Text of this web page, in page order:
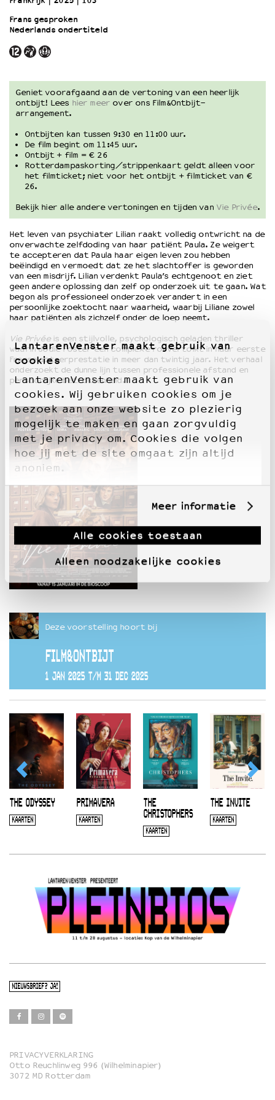
LantarenVenster maakt gebruik van
cookies
LantarenVenster maakt gebruik van
cookies. Wij gebruiken cookies om je
bezoek aan onze website zo plezierig
mogelijk te maken en gaan zorgvuldig
met je privacy om. Cookies die volgen
hoe jij met de site omgaat zijn altijd
anoniem.
Meer informatie
Alle cookies toestaan
Alleen noodzakelijke cookies
OVER LANTARENVENSTER
Wat we doen
Word vriend
Historie
Partners
Huisregels
Privacyverklaring
Integriteits- en gedragscode
Duurzaamheid
Ruimte voor artistieke vrijheid – VNPF
Frans gesproken
Nederlands ondertiteld
Geniet voorafgaand aan de vertoning van een heerlijk
ontbijt! Lees hier meer over ons Film&Ontbijt-
arrangement.
Ontbijten kan tussen 9:30 en 11:00 uur.
De film begint om 11:45 uur.
Ontbijt + film = € 26
Rotterdampaskorting/strippenkaart geldt alleen voor
het filmticket; niet voor het ontbijt + filmticket van €
26.
Bekijk hier alle andere vertoningen en tijden van Vie Privée.
Het leven van psychiater Lilian raakt volledig ontwricht na de
onverwachte zelfdoding van haar patiënt Paula. Ze weigert
te accepteren dat Paula haar eigen leven zou hebben
beëindigd en vermoedt dat ze het slachtoffer is geworden
van een misdrijf. Lilian verdenkt Paula’s echtgenoot en ziet
geen andere oplossing dan zelf op onderzoek uit te gaan. Wat
begon als professioneel onderzoek verandert in een
persoonlijke zoektocht naar waarheid, waarbij Liliane zowel
haar patiënten als zichzelf onder de loep neemt.
Vie Privéeis een stijlvolle, psychologisch geladen thriller
waarin Jodie Foster een complexe rol vertolkt in haar eerste
Franse acteerprestatie in meer dan twintig jaar. Het verhaal
onderzoekt de dunne lijn tussen professionele afstand en
persoonlijke betrokkenheid.
Deze voorstelling hoort bij
FILM&ONTBIJT
1 JAN 2025 T/M 31 DEC 2025
THE ODYSSEY
KAARTEN
PRIMAVERA
KAARTEN
THE
CHRISTOPHERS
KAARTEN
THE INVITE
KAARTEN
NIEUWSBRIEF? JA!
Film
PRIVACYVERKLARING
Otto Reuchlinweg 996 (Wilhelminapier)
3072 MD Rotterdam